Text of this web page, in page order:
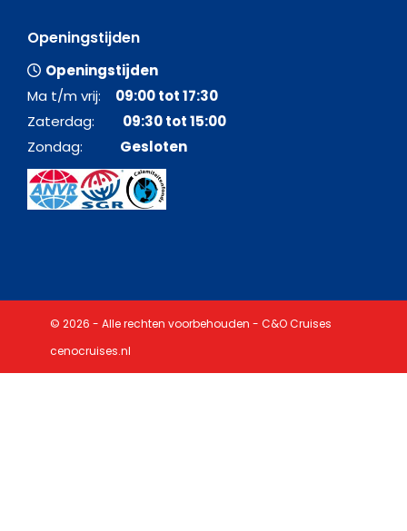
Openingstijden
Openingstijden
Ma t/m vrij: 09:00 tot 17:30
Zaterdag: 09:30 tot 15:00
Zondag: Gesloten
© 2026 - Alle rechten voorbehouden - C&O Cruises
cenocruises.nl